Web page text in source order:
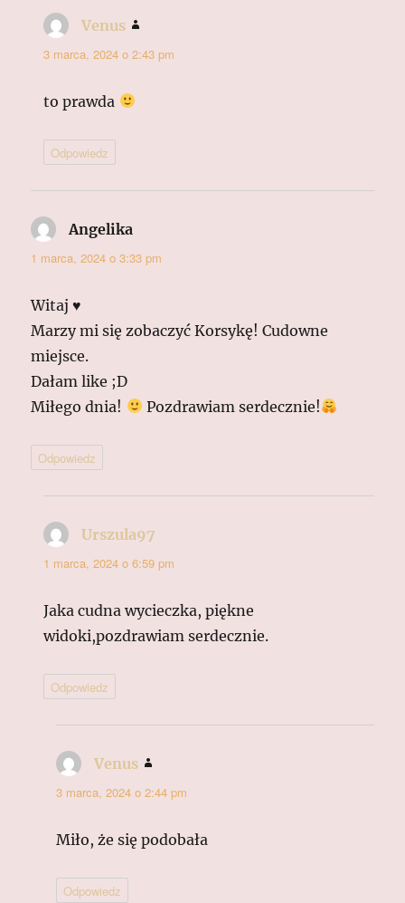
Venus
3 marca, 2024 o 2:43 pm
to prawda
Odpowiedz
Angelika
1 marca, 2024 o 3:33 pm
Witaj ♥
Marzy mi się zobaczyć Korsykę! Cudowne
miejsce.
Dałam like ;D
Miłego dnia!
Pozdrawiam serdecznie!
Odpowiedz
Urszula97
1 marca, 2024 o 6:59 pm
Jaka cudna wycieczka, piękne
widoki,pozdrawiam serdecznie.
Odpowiedz
Venus
3 marca, 2024 o 2:44 pm
Miło, że się podobała
Odpowiedz